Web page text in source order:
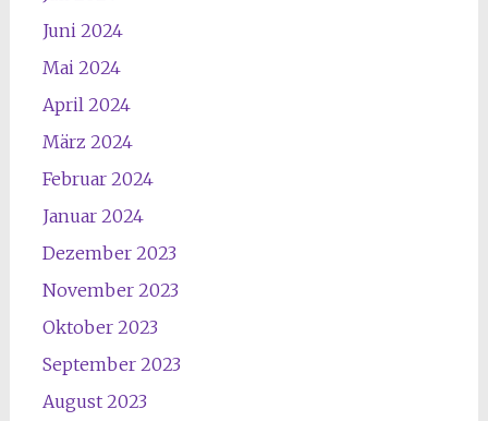
Juni 2024
Mai 2024
April 2024
März 2024
Februar 2024
Januar 2024
Dezember 2023
November 2023
Oktober 2023
September 2023
August 2023